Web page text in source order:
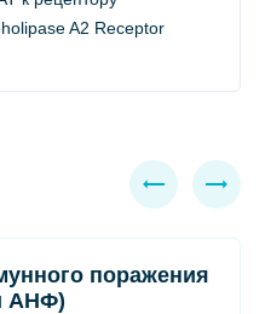
A2 Receptor
поражения
АНФ)